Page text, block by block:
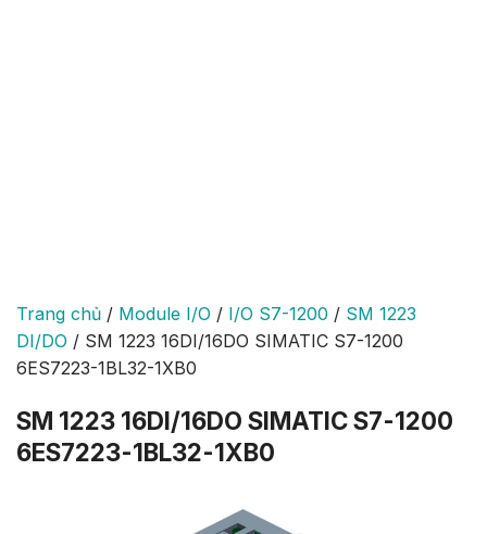
Trang chủ / Module I/O / I/O S7-1200 / SM 1223
DI/DO / SM 1223 16DI/16DO SIMATIC S7-1200
6ES7223-1BL32-1XB0
SM 1223 16DI/16DO SIMATIC S7-1200
6ES7223-1BL32-1XB0